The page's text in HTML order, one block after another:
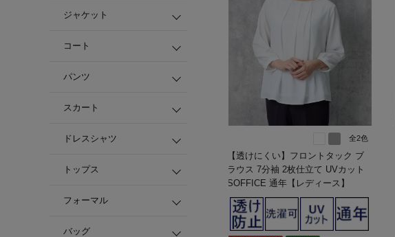
ジャケット
コート
パンツ
スカート
ドレスシャツ
トップス
フォーマル
バッグ
全2色
【透けにくい】フロントタック ブ
ラウス 7分袖 2枚仕立て UVカット
SOFFICE 通年【レディース】